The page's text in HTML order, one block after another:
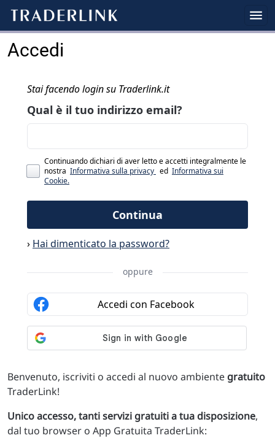
Accedi
Benvenuto, iscriviti o accedi al nuovo ambiente gratuito
TraderLink!
Unico accesso, tanti servizi gratuiti a tua disposizione,
dal tuo browser o App Gratuita TraderLink: